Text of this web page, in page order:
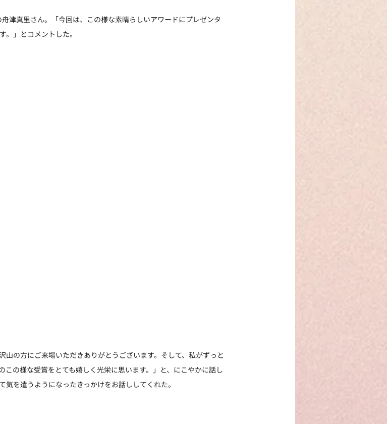
津真里さん。「今回は、この様な素晴らしいアワードにプレゼンタ
。」とコメントした。
山の方にご来場いただきありがとうございます。そして、私がずっと
この様な受賞をとても嬉しく光栄に思います。」と、にこやかに話し
を遣うようになったきっかけをお話ししてくれた。